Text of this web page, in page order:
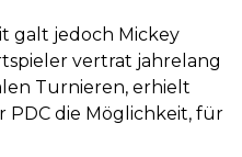
galt jedoch Mickey
vertrat jahrelang
Turnieren, erhielt
PDC die Möglichkeit, für